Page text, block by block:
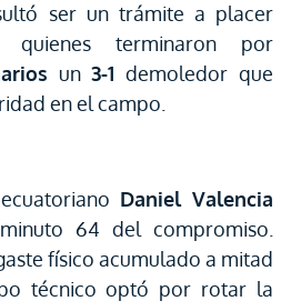
ser un trámite a placer
terminaron por
un3-1 demoledor que
en el campo.
Daniel Valencia
64 del compromiso.
físico acumulado a mitad
técnico optó por rotar la